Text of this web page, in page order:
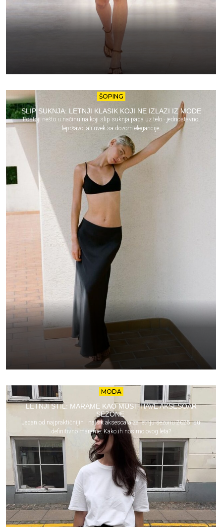
ŠOPING
SLIP SUKNJA: LETNJI KLASIK KOJI NE IZLAZI IZ MODE
Postoji nešto u načinu na koji slip suknja pada uz telo - jednostavno,
lepršavo, ali uvek sa dozom elegancije.
MODA
LETNJI STIL: MARAME KAO MUST-HAVE AKSESOAR
SEZONE
Jedan od najpraktičnijih i najšik aksesoara za letnju sezonu 2025. su
definitivno marame. Kako ih nosimo ovog leta?